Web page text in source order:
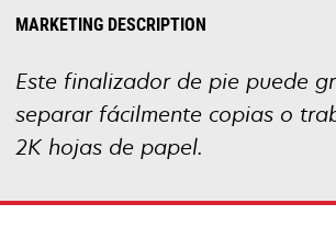
MARKETING DESCRIPTION
Este finalizador de pie puede
separar fácilmente copias o
2K hojas de papel.